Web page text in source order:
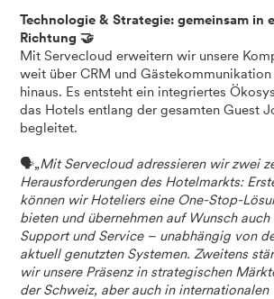
Technologie & Strategie: gemeinsam in
Richtung 🤝
Mit Servecloud erweitern wir unsere
weit über CRM und Gästekommunikation
hinaus. Es entsteht ein integriertes
das Hotels entlang der gesamten Guest
begleitet.
🗣️„Mit Servecloud adressieren wir zwei
Herausforderungen des Hotelmarkts:
können wir Hoteliers eine One-Stop-
bieten und übernehmen auf Wunsch auch
Support und Service – unabhängig von
aktuell genutzten Systemen. Zweitens
wir unsere Präsenz in strategischen
der Schweiz, aber auch in internationalen